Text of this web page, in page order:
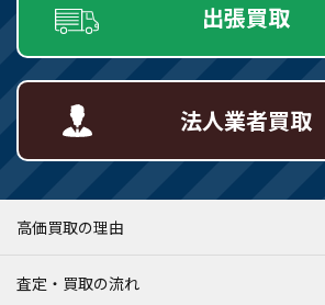
出張買取
法人業者買取
高価買取の理由
査定・買取の流れ